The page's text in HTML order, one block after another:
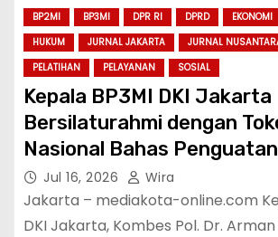
BP2MI BP3MI DPR RI DPRD EKONOMI
HUKUM
JURNAL JAKARTA JURNAL
PELATIHAN
PELAYANAN SOSIAL
Kepala BP3MI DKI Jakarta
Bersilaturahmi dengan
Nasional Bahas Penguatan
Perlindungan Pekerja
Indonesia
Jul 16, 2026 Wira
Jakarta – mediakota-online.com
DKI Jakarta, Kombes Pol. Dr. Arman